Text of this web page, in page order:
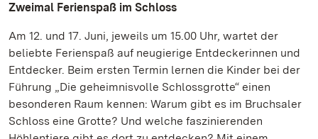
Zweimal Ferienspaß im Schloss
Am 12. und 17. Juni, jeweils um 15.00 Uhr, wartet der
beliebte Ferienspaß auf neugierige Entdeckerinnen und
Entdecker. Beim ersten Termin lernen die Kinder bei der
Führung „Die geheimnisvolle Schlossgrotte“ einen
besonderen Raum kennen: Warum gibt es im Bruchsaler
Schloss eine Grotte? Und welche faszinierenden